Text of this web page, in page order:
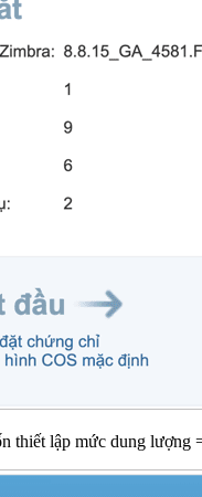
thiết lập mức dung lượng